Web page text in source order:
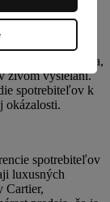
štýlom. V
zvyčajne
uvádza NBC
vydali kódex
prejavy bohatstva,
živom vysielaní.
spotrebiteľov k
okázalosti.
spotrebiteľov
luxusných
Cartier,